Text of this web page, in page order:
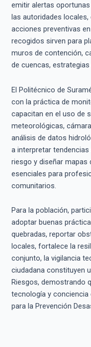
emitir alertas
las autoridades
acciones preventivas
recogidos sirven para
muros de contención,
de cuencas,
El Politécnico de
con la práctica de
capacitan en el uso de
meteorológicas,
análisis de datos
a interpretar
riesgo y diseñar mapas
esenciales para
comunitarios.
Para la población,
adoptar buenas
quebradas, reportar
locales, fortalece la
conjunto, la vigilancia
ciudadana constituyen
Riesgos, demostrando
tecnología y
para la Prevención